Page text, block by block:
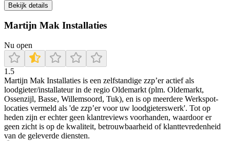
Bekijk details
Martijn Mak Installaties
Nu open
1.5
Martijn Mak Installaties is een zelfstandige zzp’er actief als
loodgieter/installateur in de regio Oldemarkt (plm. Oldemarkt,
Ossenzijl, Basse, Willemsoord, Tuk), en is op meerdere Werkspot-
locaties vermeld als 'de zzp’er voor uw loodgieterswerk'. Tot op
heden zijn er echter geen klantreviews voorhanden, waardoor er
geen zicht is op de kwaliteit, betrouwbaarheid of klanttevredenheid
van de geleverde diensten.